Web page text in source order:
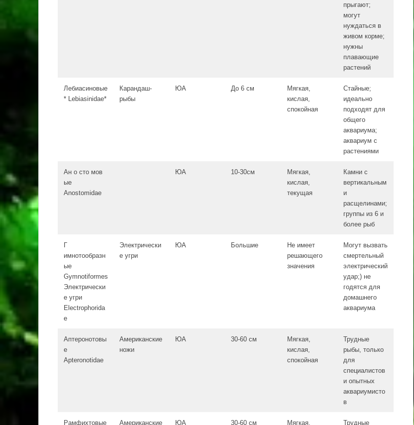
прыгают;
могут
нуждаться в
живом корме;
нужны
плавающие
растений
Лебиасиновые
* Lebiasinidae*
Карандаш-
рыбы
ЮА До 6 см
Мягкая,
кислая,
спокойная
Стайные;
идеально
подходят для
общего
аквариума;
аквариум с
растениями
Ан о сто мов
ые
Anostomidae
ЮА 10-30см
Мягкая,
кислая,
текущая
Камни с
вертикальным
и
расщелинами;
группы из 6 и
более рыб
Г
имнотообразн
ые
Gymnotiformes
Электрически
е угри
Electrophorida
e
Электрически
е угри
ЮА Большие
Не имеет
решающего
значения
Могут вызвать
смертельный
электрический
удар;) не
годятся для
домашнего
аквариума
Аптеронотовы
е
Apteronotidae
Американские
ножи
ЮА 30-60 см
Мягкая,
кислая,
спокойная
Трудные
рыбы, только
для
специалистов
и опытных
аквариумисто
в
Рамфихтовые Американские ЮА 30-60 см Мягкая, Трудные